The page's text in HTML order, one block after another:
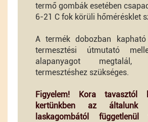
termő gombák esetében
6-21 C fok körüli hőmérésklet
A termék dobozban
termesztési útmutató
alapanyagot
termesztéshez szükséges.
Figyelem! Kora tavasztól
kertünkben az általunk
laskagombától